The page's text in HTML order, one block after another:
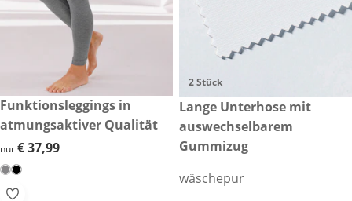
€ 37,99
Funktionsleggings in
atmungsaktiver Qualität
€ 37,99
nur€ 37,99
2 Stück
€ 26,98
Lange Unterhose mit
auswechselbarem
Gummizug
wäschepur